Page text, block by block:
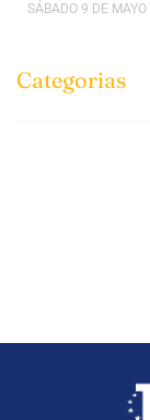
SÁBADO 9 DE MAYO
Categorias